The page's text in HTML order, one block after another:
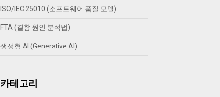
ISO/IEC 25010 (소프트웨어 품질 모델)
FTA (결함 원인 분석법)
생성형 AI (Generative AI)
카테고리